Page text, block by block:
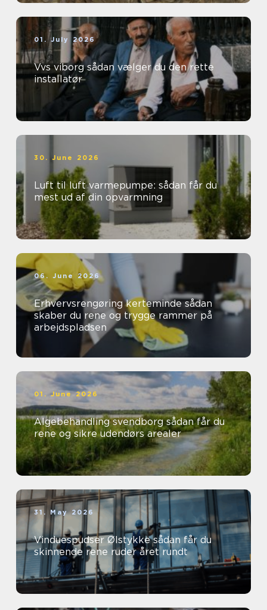
01. July 2026
Vvs viborg sådan vælger du den rette
installatør
30. June 2026
Luft til luft varmepumpe: sådan får du
mest ud af din opvarmning
06. June 2026
Erhvervsrengøring kerteminde sådan
skaber du rene og trygge rammer på
arbejdspladsen
01. June 2026
Algebehandling svendborg sådan får du
rene og sikre udendørs arealer
31. May 2026
Vinduespudser Ølstykke sådan får du
skinnende rene ruder året rundt